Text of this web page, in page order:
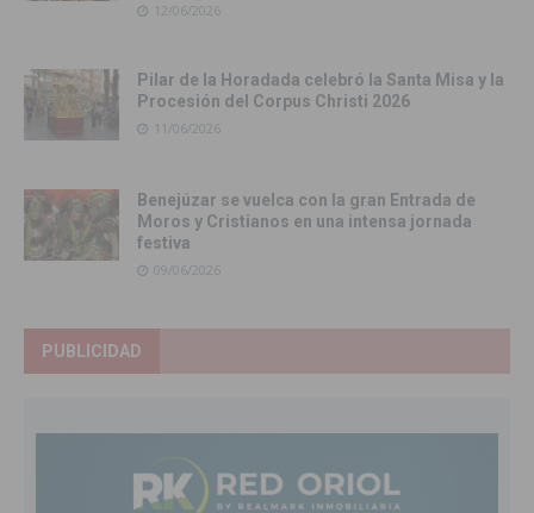
12/06/2026
Pilar de la Horadada celebró la Santa Misa y la
Procesión del Corpus Christi 2026
11/06/2026
Benejúzar se vuelca con la gran Entrada de
Moros y Cristianos en una intensa jornada
festiva
09/06/2026
PUBLICIDAD